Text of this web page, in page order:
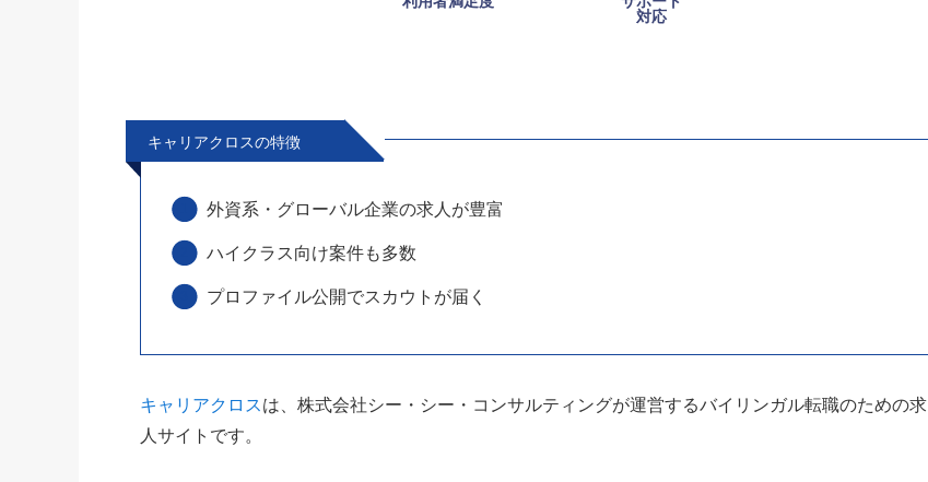
対応
キャリアクロスの特徴
外資系・グローバル企業の求人が豊富
ハイクラス向け案件も多数
プロファイル公開でスカウトが届く
キャリアクロスは、株式会社シー・シー・コンサルティングが運営するバイリンガル転職のための求
人サイトです。